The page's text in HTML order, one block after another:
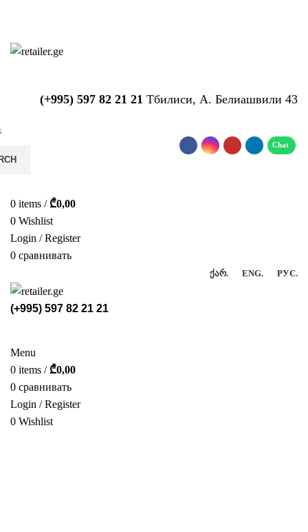
(+995) 597 82 21 21 Тбилиси, А. Белиашвили 43
0 items / ₾0,00
0 Wishlist
Login / Register
0 сравнивать
ᲥᲐᲠ. ENG. РУС.
(+995) 597 82 21 21
Menu
0 items / ₾0,00
0 сравнивать
Login / Register
0 Wishlist